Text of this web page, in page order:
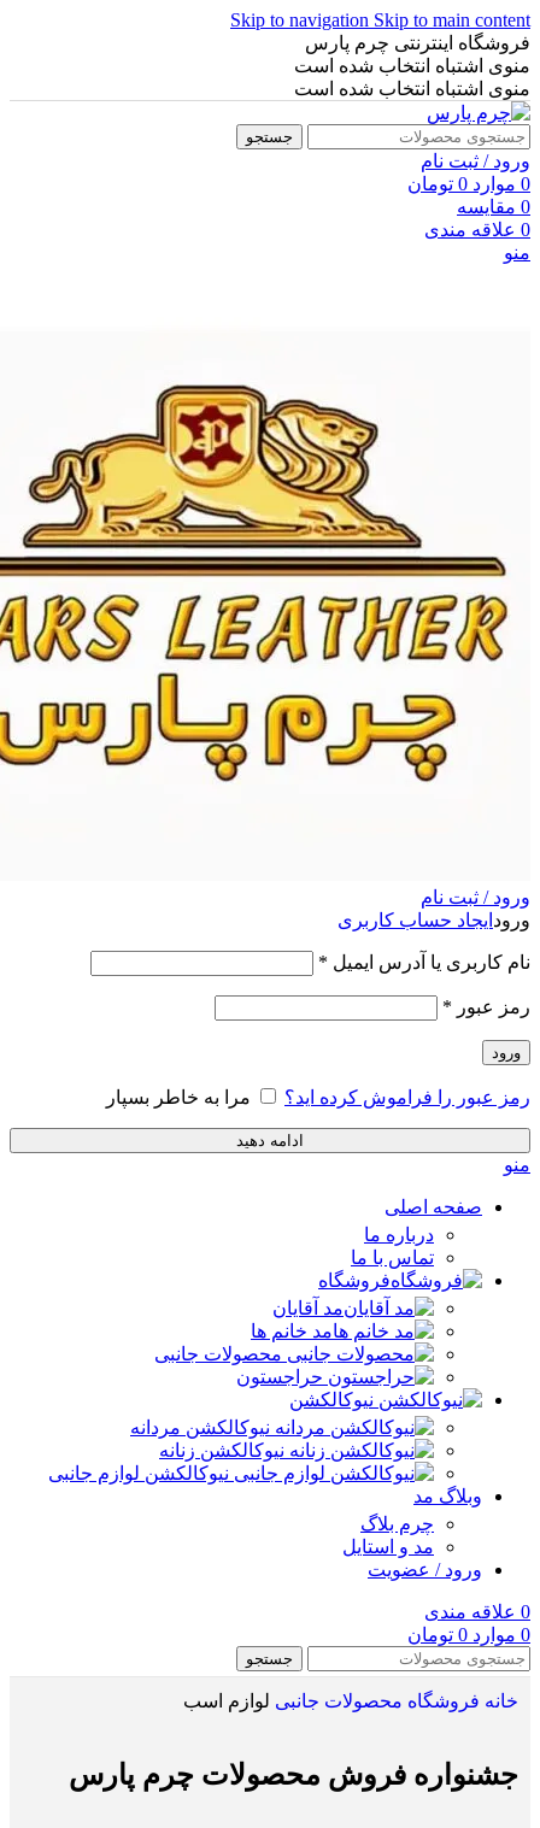
Skip to navigation Skip to main content
فروشگاه اینترنتی چرم پارس
منوی اشتباه انتخاب شده است
منوی اشتباه انتخاب شده است
جستجو
ورود / ثبت نام
0 موارد 0 تومان
0 مقایسه
0 علاقه مندی
منو
ورود / ثبت نام
ورود ایجاد حساب کاربری
نام کاربری یا آدرس ایمیل *
رمز عبور *
ورود
رمز عبور را فراموش کرده اید؟ مرا به خاطر بسپار
ادامه دهید
منو
صفحه اصلی
درباره ما
تماس با ما
فروشگاه
مد آقایان
مد خانم ها
محصولات جانبی
حراجستون
نیوکالکشن
نیوکالکشن مردانه
نیوکالکشن زنانه
نیوکالکشن لوازم جانبی
وبلاگ مد
چرم بلاگ
مد و استایل
ورود / عضویت
0 علاقه مندی
0 موارد 0 تومان
جستجو
خانه فروشگاه محصولات جانبی لوازم اسب
جشنواره فروش محصولات چرم پارس